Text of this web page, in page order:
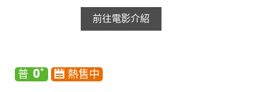
前往電影介紹會員Q&A